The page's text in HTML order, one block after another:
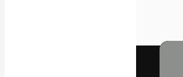
Vídeos